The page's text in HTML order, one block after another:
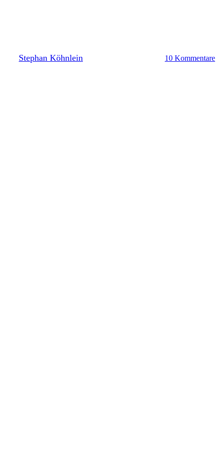
Stephan Köhnlein 10 Kommentare